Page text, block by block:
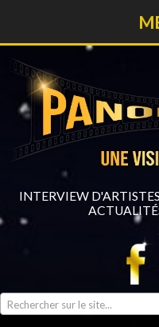
INTERVIEW
Rechercher sur le site...